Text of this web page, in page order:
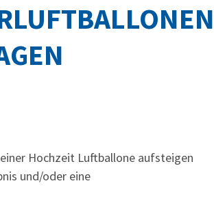
Hochzeit Luftballone aufsteigen
und/oder eine